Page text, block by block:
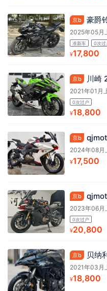
京b 豪爵
2025年05月
准新车 0次过
¥17,800
京b 川崎
2021年01月
0次过户
¥18,800
京b
2024年08月
¥17,500
京b
2023年06月
0次过户
¥20,800
京b 贝纳
2021年03月
¥18,800